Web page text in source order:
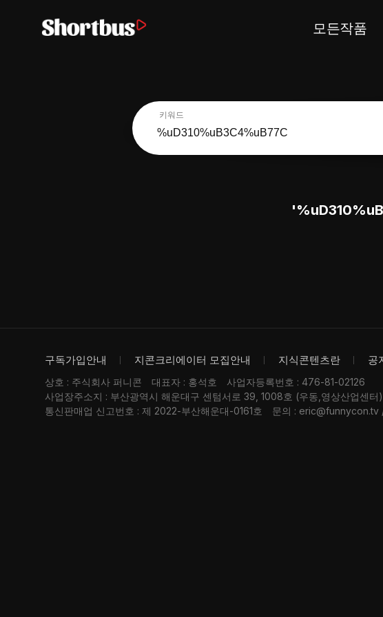
모든작품
키워드
구독가입안내 지콘크리에이터 모집안내 지식콘텐츠란 공
상호 : 주식회사 퍼니콘 대표자 : 홍석호
사업자등록번호 : 476-81-02126
사업장주소지 : 부산광역시 해운대구 센텀서로 39, 1008호 (우동,영상산업센
통신판매업 신고번호 : 제 2022-부산해운대-0161호
문의 :